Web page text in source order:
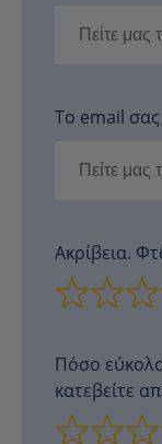
Το email σας
Ακρίβεια.
Πόσο
κατεβείτε